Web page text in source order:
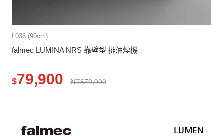
L036 (90cm)
falmec LUMINA NRS 靠壁型 排油煙機
$79,900 NT$79,900